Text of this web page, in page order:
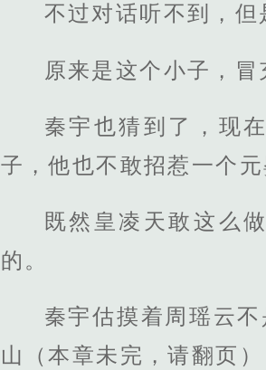
不过对话听不到，但
原来是这个小子，冒
秦宇也猜到了，现
子，他也不敢招惹一个元
既然皇凌天敢这么
的。
秦宇估摸着周瑶云
山（本章未完，请翻页）